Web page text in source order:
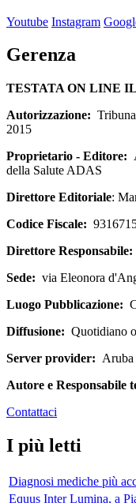
Youtube Instagram
Gerenza
TESTATA ON LINE
Autorizzazione:
2015
Proprietario - Editore:
della Salute ADAS
Direttore Editoriale:
Codice Fiscale:
Direttore Responsabile:
Sede: via Eleonora
Luogo Pubblicazione:
Diffusione: Quotidiano
Server provider: Aruba
Autore e Responsabile
Contattaci
I più letti
Diagnosi mediche più
Equus Inter Lumina, a